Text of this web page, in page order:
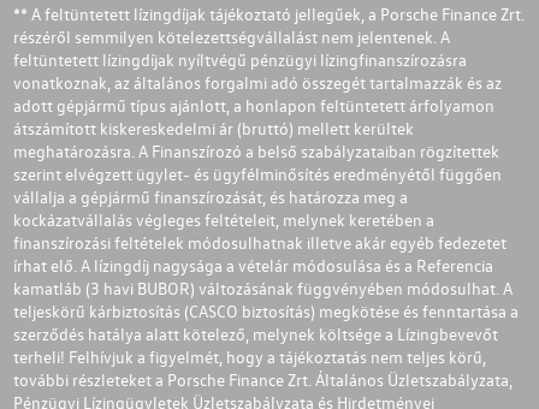
** A feltüntetett lízingdíjak tájékoztató jellegűek, a Porsche Finance Zrt.
részéről semmilyen kötelezettségvállalást nem jelentenek. A
feltüntetett lízingdíjak nyíltvégű pénzügyi lízingfinanszírozásra
vonatkoznak, az általános forgalmi adó összegét tartalmazzák és az
adott gépjármű típus ajánlott, a honlapon feltüntetett árfolyamon
átszámított kiskereskedelmi ár (bruttó) mellett kerültek
meghatározásra. A Finanszírozó a belső szabályzataiban rögzítettek
szerint elvégzett ügylet- és ügyfélminősítés eredményétől függően
vállalja a gépjármű finanszírozását, és határozza meg a
kockázatvállalás végleges feltételeit, melynek keretében a
finanszírozási feltételek módosulhatnak illetve akár egyéb fedezetet
írhat elő. A lízingdíj nagysága a vételár módosulása és a Referencia
kamatláb (3 havi BUBOR) változásának függvényében módosulhat. A
teljeskörű kárbiztosítás (CASCO biztosítás) megkötése és fenntartása a
szerződés hatálya alatt kötelező, melynek költsége a Lízingbevevőt
terheli! Felhívjuk a figyelmét, hogy a tájékoztatás nem teljes körű,
további részleteket a Porsche Finance Zrt. Általános Üzletszabályzata,
Pénzügyi Lízingügyletek Üzletszabályzata és Hirdetményei